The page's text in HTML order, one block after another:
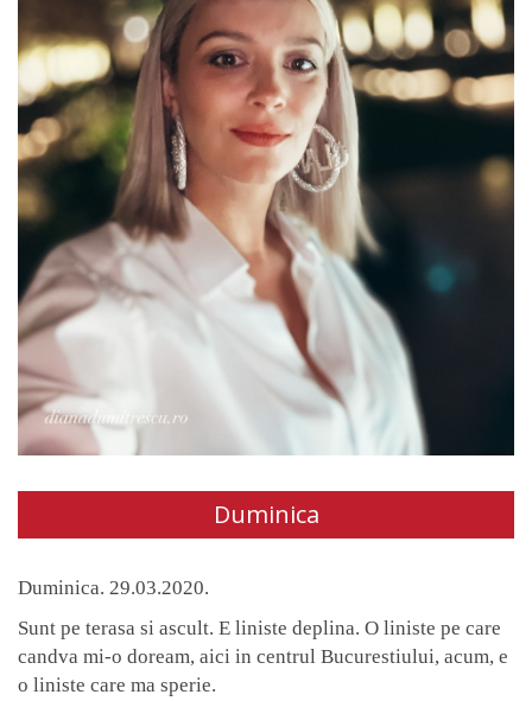
Duminica
Duminica. 29.03.2020.
Sunt pe terasa si ascult. E liniste deplina. O liniste pe care
candva mi-o doream, aici in centrul Bucurestiului, acum, e
o liniste care ma sperie.